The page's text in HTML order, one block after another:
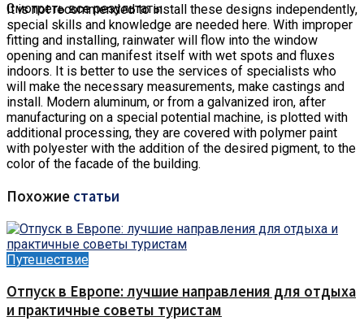
Смотреть все результаты
It is not recommended to install these designs independently,
special skills and knowledge are needed here. With improper
fitting and installing, rainwater will flow into the window
opening and can manifest itself with wet spots and fluxes
indoors. It is better to use the services of specialists who
will make the necessary measurements, make castings and
install. Modern aluminum, or from a galvanized iron, after
manufacturing on a special potential machine, is plotted with
additional processing, they are covered with polymer paint
with polyester with the addition of the desired pigment, to the
color of the facade of the building.
Похожие статьи
Путешествие
Отпуск в Европе: лучшие направления для отдыха
и практичные советы туристам